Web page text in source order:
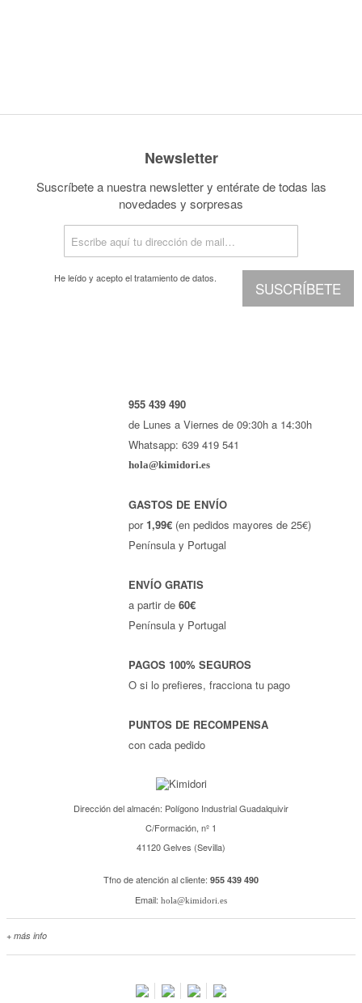
Newsletter
Suscríbete a nuestra newsletter y entérate de todas las
novedades y sorpresas
SUSCRÍBETE
He leído y acepto eltratamiento de datos.
955 439 490
de Lunes a Viernes de 09:30h a 14:30h
Whatsapp: 639 419 541
hola@kimidori.es
GASTOS DE ENVÍO
por 1,99€ (en pedidos mayores de 25€)
Península y Portugal
ENVÍO GRATIS
a partir de60€
Península y Portugal
PAGOS 100% SEGUROS
O si lo prefieres, fracciona tu pago
PUNTOS DE RECOMPENSA
con cada pedido
Dirección del almacén: Polígono Industrial Guadalquivir
C/Formación, nº 1
41120 Gelves (Sevilla)
Tfno de atención al cliente: 955 439 490
Email: hola@kimidori.es
+ más info